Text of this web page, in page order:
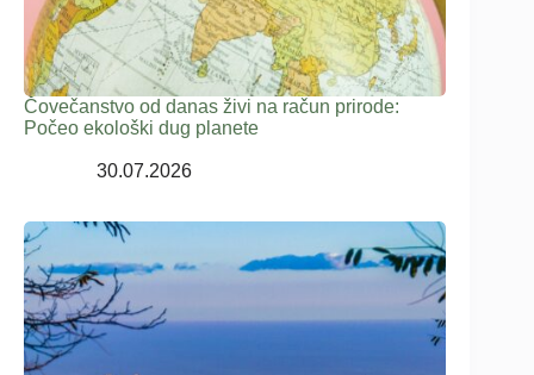
Čovečanstvo od danas živi na račun prirode:
Počeo ekološki dug planete
30.07.2026